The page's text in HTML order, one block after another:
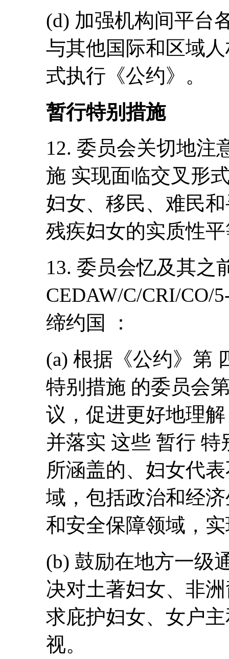
(d) 加强机构间平台
与其他国际和区域
式执行《公约》。
暂行特别措施
12. 委员会关切地注
施 实现面临交叉形
妇女、移民、难民
残疾妇女的实质性
13. 委员会忆及其之
CEDAW/C/CRI/CO/
缔约国 ：
(a) 根据《公约》第
特别措施 的委员会
议，促进更好地理
并落实 这些 暂行
所涵盖的、妇女代
域，包括政治和经
和安全保障领域，
(b) 鼓励在地方一级
决对土著妇女、非
求庇护妇女、女户
视。